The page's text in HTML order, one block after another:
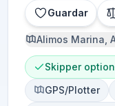
Guardar
Alimos Marina,
Skipper
GPS/Plotter